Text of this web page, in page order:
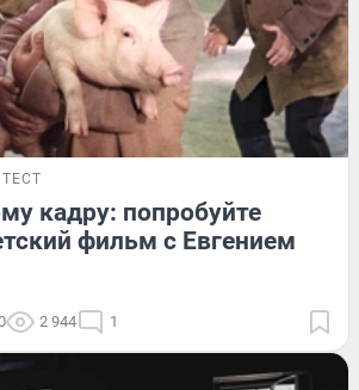
ТЕСТ
кадру: попробуйте
фильм с Евгением
2 944 1